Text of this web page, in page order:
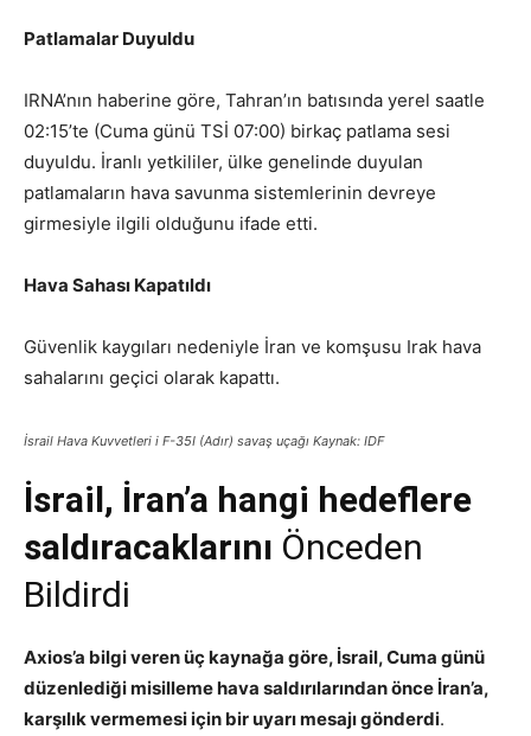
Patlamalar Duyuldu
IRNA’nın haberine göre, Tahran’ın batısında yerel saatle
02:15’te (Cuma günü TSİ 07:00) birkaç patlama sesi
duyuldu. İranlı yetkililer, ülke genelinde duyulan
patlamaların hava savunma sistemlerinin devreye
girmesiyle ilgili olduğunu ifade etti.
Hava Sahası Kapatıldı
Güvenlik kaygıları nedeniyle İran ve komşusu Irak hava
sahalarını geçici olarak kapattı.
İsrail Hava Kuvvetleri i F-35I (Adır) savaş uçağı Kaynak: IDF
İsrail, İran’a hangi hedeflere
saldıracaklarını Önceden
Bildirdi
Axios’a bilgi veren üç kaynağa göre, İsrail, Cuma günü
düzenlediği misilleme hava saldırılarından önce İran’a,
karşılık vermemesi için bir uyarı mesajı gönderdi.